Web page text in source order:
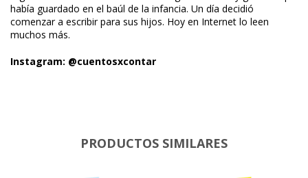
había guardado en el baúl de la infancia. Un día decidió
comenzar a escribir para sus hijos. Hoy en Internet lo leen
muchos más.
Instagram: @cuentosxcontar
PRODUCTOS SIMILARES